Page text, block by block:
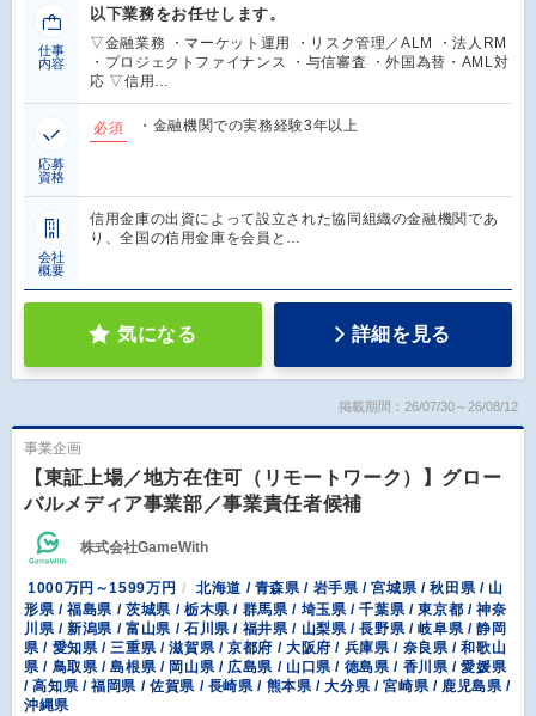
仕事
内容
以下業務をお任せします。
▽金融業務 ・マーケット運用 ・リスク管理／ALM ・法人RM
・プロジェクトファイナンス ・与信審査 ・外国為替・AML対
応 ▽信用…
応募
資格
必須 ・金融機関での実務経験3年以上
会社
概要
信用金庫の出資によって設立された協同組織の金融機関であ
り、全国の信用金庫を会員と…
気になる 詳細を見る
掲載期間：26/07/30～26/08/12
事業企画
【東証上場／地方在住可（リモートワーク）】グロー
バルメディア事業部／事業責任者候補
株式会社GameWith
1000万円～1599万円
北海道 / 青森県 / 岩手県 / 宮城県 / 秋田県 / 山
形県 / 福島県 / 茨城県 / 栃木県 / 群馬県 / 埼玉県 / 千葉県 / 東京都 / 神奈
川県 / 新潟県 / 富山県 / 石川県 / 福井県 / 山梨県 / 長野県 / 岐阜県 / 静岡
県 / 愛知県 / 三重県 / 滋賀県 / 京都府 / 大阪府 / 兵庫県 / 奈良県 / 和歌山
県 / 鳥取県 / 島根県 / 岡山県 / 広島県 / 山口県 / 徳島県 / 香川県 / 愛媛県
/ 高知県 / 福岡県 / 佐賀県 / 長崎県 / 熊本県 / 大分県 / 宮崎県 / 鹿児島県 /
沖縄県